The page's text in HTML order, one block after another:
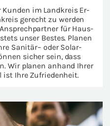
Kun­den im Land­kreis Er­
ge­recht zu wer­den
für Haus­
unser Bes­tes. Pla­nen
Sa­ni­tär– oder So­lar­
si­cher sein, dass
Wir pla­nen an­hand Ihrer
ist Ihre Zu­frie­den­heit.